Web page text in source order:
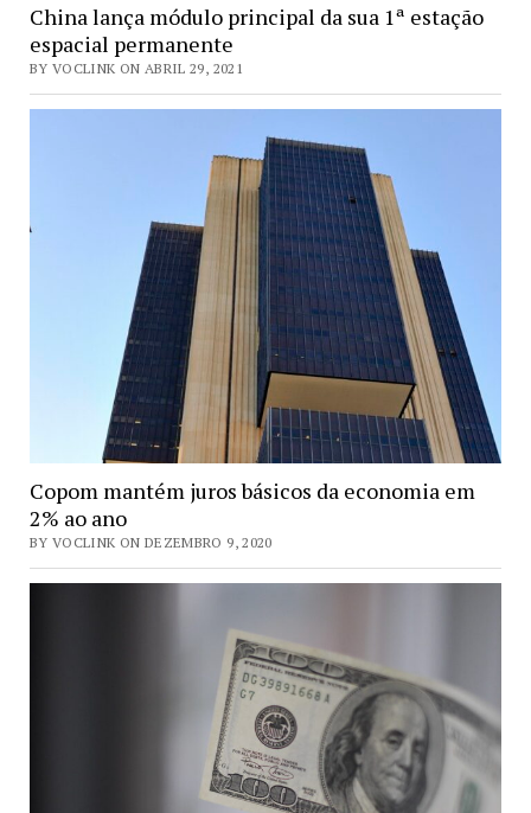
China lança módulo principal da sua 1ª estação
espacial permanente
BY VOCLINK ON ABRIL 29, 2021
Copom mantém juros básicos da economia em
2% ao ano
BY VOCLINK ON DEZEMBRO 9, 2020